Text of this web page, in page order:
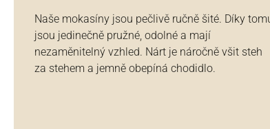
Naše mokasíny jsou pečlivě ručně šité. Díky
jsou jedinečně pružné, odolné a mají
nezaměnitelný vzhled. Nárt je náročně všit steh
za stehem a jemně obepíná chodidlo.